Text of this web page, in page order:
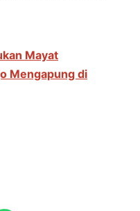
Mayat
Mengapung di